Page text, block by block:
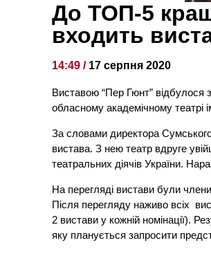
До ТОП-5
входить
14:49 / 17 серпня 2020
Виставою “Пер Гюнт” відбулося
обласному академічному театрі
За словами директора
вистава. З нею театр вдруге
театральних діячів України.
На перегляді вистави були
Після перегляду наживо всіх
2 вистави у кожній номінації).
яку планується запросити